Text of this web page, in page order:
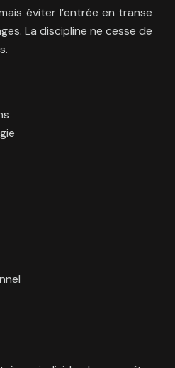
éviter l’entrée en transe
La discipline ne cesse de